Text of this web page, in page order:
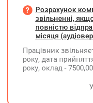
заробітної плати
розрахунку внеску
працевлаштування
інвалідністю?
Розрахунок
звільненні,
повністю
місяця
Працівник
року, дата
року, оклад -
невикористаних